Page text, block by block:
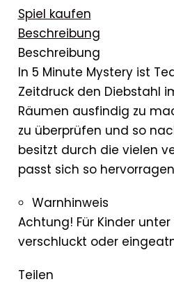
Spiel kaufen
Beschreibung
Beschreibung
In 5 Minute Mystery ist
Zeitdruck den Diebstahl
Räumen ausfindig zu
zu überprüfen und so
besitzt durch die vielen
passt sich so
Warnhinweis
Achtung! Für Kinder
verschluckt oder
Teilen